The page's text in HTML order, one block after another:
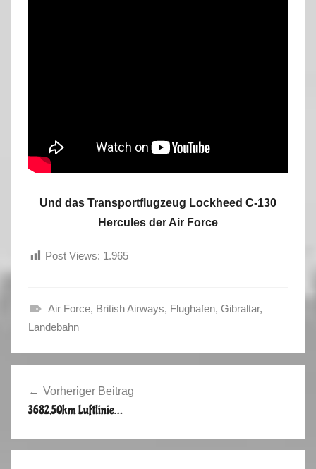
Und das Transportflugzeug Lockheed C-130
Hercules der Air Force
Post Views: 1.965
H
r
t
2
Air Force, British Airways, Flughafen, Gibraltar,
Landebahn
Vorheriger Beitrag
3682,50km Luftlinie…